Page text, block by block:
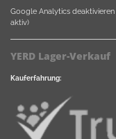
Google Analytics deaktivieren
aktiv)
YERD Lager-Verkauf
Kauferfahrung: